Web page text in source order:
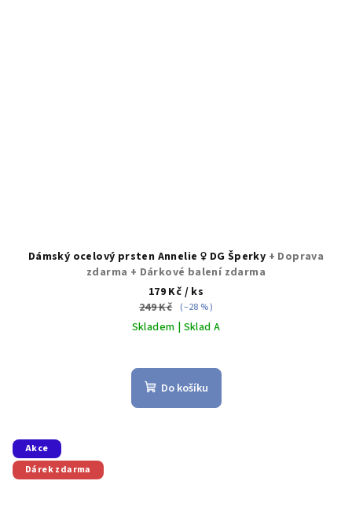
Dámský ocelový prsten Annelie ♀️ DG Šperky + Doprava
zdarma + Dárkové balení zdarma
179 Kč / ks
249 Kč (–28 %)
Skladem | Sklad A
hodnocení
produktu
Do košíku
Akce
Dárek zdarma